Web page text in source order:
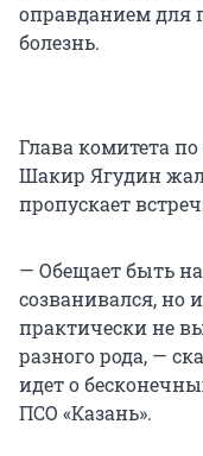
оправданием для
болезнь.
Глава комитета
Шакир Ягудин
пропускает
— Обещает быть
созванивался, но
практически не
разного рода, —
идет о
ПСО «Казань».